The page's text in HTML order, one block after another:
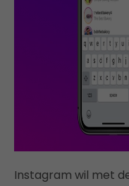
Instagram wil met